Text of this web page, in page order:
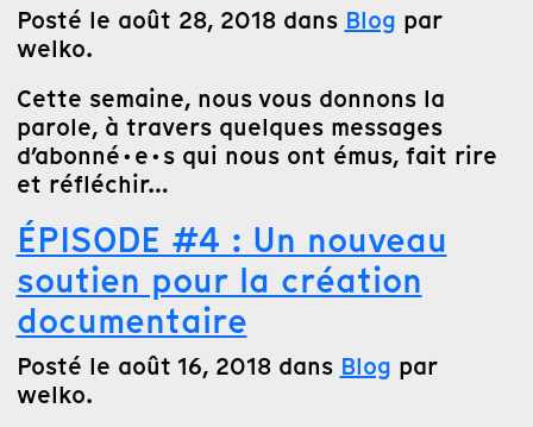
Posté le août 28, 2018 dans Blog par
welko.
Cette semaine, nous vous donnons la
parole, à travers quelques messages
d’abonné·e·s qui nous ont émus, fait rire
et réfléchir…
ÉPISODE #4 : Un nouveau
soutien pour la création
documentaire
Posté le août 16, 2018 dans Blog par
welko.